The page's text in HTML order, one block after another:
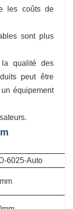
les coûts de
sont plus
la qualité des
peut être
équipement
6025-Auto